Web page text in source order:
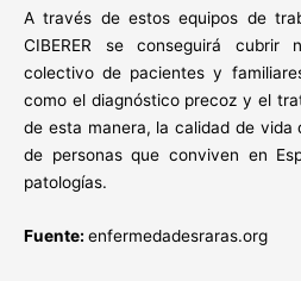
A través de estos equipos de
CIBERER se conseguirá cubrir
colectivo de pacientes y
como el diagnóstico precoz y el
de esta manera, la calidad de vida
de personas que conviven en
patologías.
Fuente: enfermedadesraras.org